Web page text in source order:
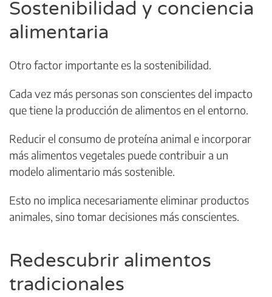
Sostenibilidad y conciencia
alimentaria
Otro factor importante es la sostenibilidad.
Cada vez más personas son conscientes del impacto
que tiene la producción de alimentos en el entorno.
Reducir el consumo de proteína animal e incorporar
más alimentos vegetales puede contribuir a un
modelo alimentario más sostenible.
Esto no implica necesariamente eliminar productos
animales, sino tomar decisiones más conscientes.
Redescubrir alimentos
tradicionales